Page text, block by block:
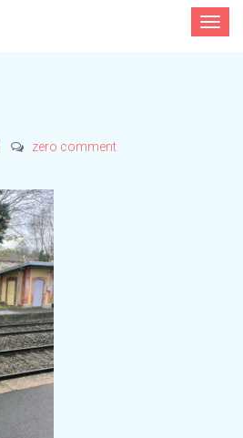
Toggle
zero comment